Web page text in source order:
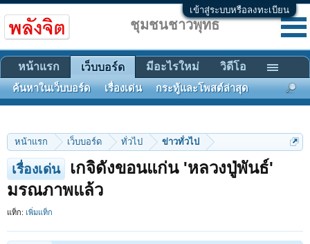
เข้าสู่ระบบหรือลงทะเบียน
หน้าแรก เว็บบอร์ด ทั่วไป ข่าวทั่วไป
เรื่องเด่น
เกจิดังขอนแก่น 'หลวงปู่พันธ์'
มรณภาพแล้ว
แท็ก: เพิ่มแท็ก
ชุมชนชาวพุทธ
หน้าแรก เว็บบอร์ด
ค้นหาในเว็บบอร์ด เรื่องเด่น กระทู้และโพสต์ล่าสุด
มีอะไรใหม่ วิดีโอ